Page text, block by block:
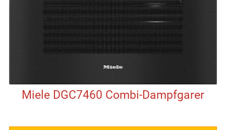
Miele DGC7460 Combi-Dampfgarer